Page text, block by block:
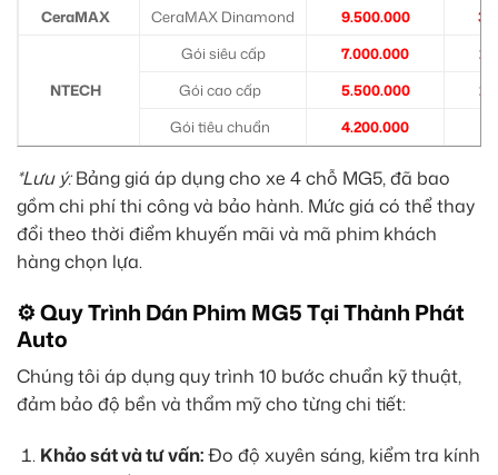
CeraMAX
CeraMAX Dinamond 9.500.000
NTECH
Gói siêu cấp 7.000.000
Gói cao cấp
5.500.000
Gói tiêu chuẩn
4.200.000
*Lưu ý:Bảng giá áp dụng cho xe 4 chỗ MG5, đã bao
gồm chi phí thi công và bảo hành. Mức giá có thể thay
đổi theo thời điểm khuyến mãi và mã phim khách
hàng chọn lựa.
⚙️ Quy Trình Dán Phim MG5 Tại Thành Phát
Auto
Chúng tôi áp dụng quy trình 10 bước chuẩn kỹ thuật,
đảm bảo độ bền và thẩm mỹ cho từng chi tiết:
Khảo sát và tư vấn:Đo độ xuyên sáng, kiểm tra kính